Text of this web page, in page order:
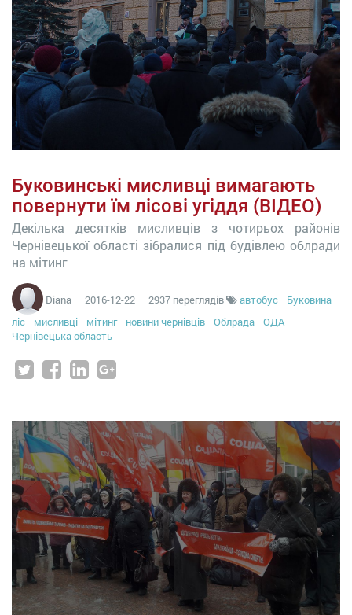
Буковинські мисливці вимагають
повернути їм лісові угіддя (ВІДЕО)
Декілька десятків мисливців з чотирьох районів
Чернівецької області зібралися під будівлею облради
на мітинг
Diana — 2016-12-22 — 2937 переглядів автобус
Буковина
ліс
мисливці мітинг новини чернівців Облрада
ОДА
Чернівецька область